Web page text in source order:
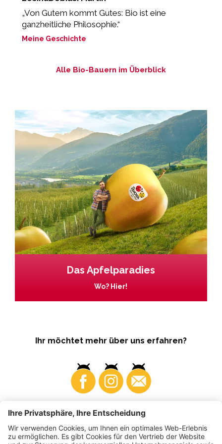
„Von Gutem kommt Gutes: Bio ist eine
ganzheitliche Philosophie.“
Meine Geschichte
Alle Bio-Bauern im Überblick
Das Apfelparadies
Wo? Hier!
Ihr möchtet mehr über uns erfahren?
Business Produzenten